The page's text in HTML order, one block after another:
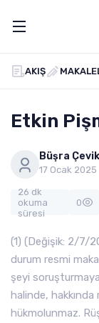
AKIŞ
Etkin
Büşra Çevik
17 Ocak 2025
26 dk
okuma
süresi
0
(1) (Değişik: 2/7/
durum resmi
şeyi
halinde,
hükmolunmaz.